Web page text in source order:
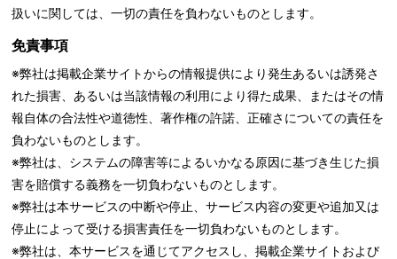
扱いに関しては、一切の責任を負わないものとします。
免責事項
※弊社は掲載企業サイトからの情報提供により発生あるいは誘発さ
れた損害、あるいは当該情報の利用により得た成果、またはその情
報自体の合法性や道徳性、著作権の許諾、正確さについての責任を
負わないものとします。
※弊社は、システムの障害等によるいかなる原因に基づき生じた損
害を賠償する義務を一切負わないものとします。
※弊社は本サービスの中断や停止、サービス内容の変更や追加又は
停止によって受ける損害責任を一切負わないものとします。
※弊社は、本サービスを通じてアクセスし、掲載企業サイトおよび